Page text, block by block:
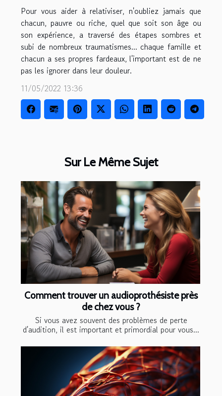
Pour vous aider à relativiser, n'oubliez jamais que
chacun, pauvre ou riche, quel que soit son âge ou
son expérience, a traversé des étapes sombres et
subi de nombreux traumatismes... chaque famille et
chacun a ses propres fardeaux, l'important est de ne
pas les ignorer dans leur douleur.
11/05/2022 13:36
Sur Le Même Sujet
Comment trouver un audioprothésiste près
de chez vous ?
Si vous avez souvent des problèmes de perte
d'audition, il est important et primordial pour vous...